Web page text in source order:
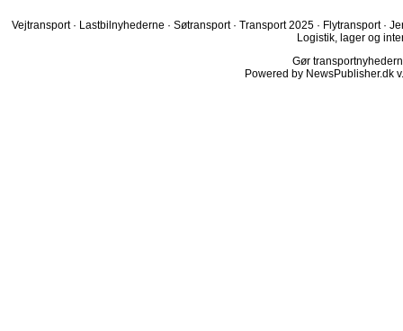
Vejtransport · Lastbilnyhederne · Søtransport · Transport 2025 · Flytransport ·
Logistik, lager og
Gør
Powered by NewsPublisher.dk